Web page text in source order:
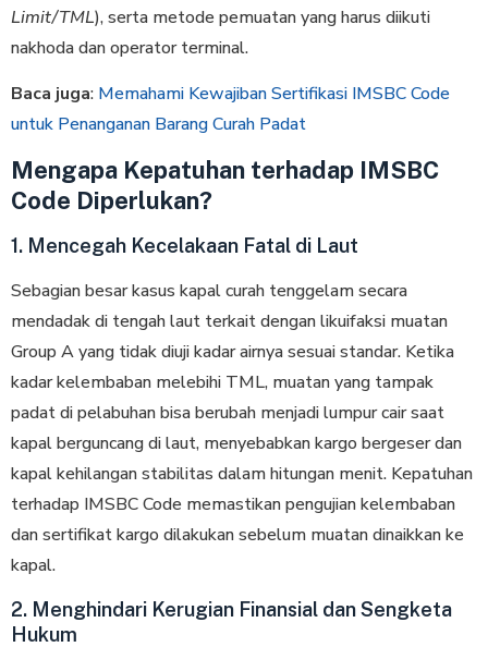
Limit/TML), serta metode pemuatan yang harus diikuti
nakhoda dan operator terminal.
Baca juga: Memahami Kewajiban Sertifikasi IMSBC Code
untuk Penanganan Barang Curah Padat
Mengapa Kepatuhan terhadap IMSBC
Code Diperlukan?
1. Mencegah Kecelakaan Fatal di Laut
Sebagian besar kasus kapal curah tenggelam secara
mendadak di tengah laut terkait dengan likuifaksi muatan
Group A yang tidak diuji kadar airnya sesuai standar. Ketika
kadar kelembaban melebihi TML, muatan yang tampak
padat di pelabuhan bisa berubah menjadi lumpur cair saat
kapal berguncang di laut, menyebabkan kargo bergeser dan
kapal kehilangan stabilitas dalam hitungan menit. Kepatuhan
terhadap IMSBC Code memastikan pengujian kelembaban
dan sertifikat kargo dilakukan sebelum muatan dinaikkan ke
kapal.
2. Menghindari Kerugian Finansial dan Sengketa
Hukum